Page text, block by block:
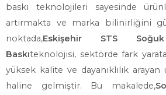
baskı teknolojileri sayesinde
artırmakta ve marka bilinirliğini
noktada,Eskişehir STS
Baskıteknolojisi, sektörde fark
yüksek kalite ve dayanıklılık
haline gelmiştir. Bu makalede,